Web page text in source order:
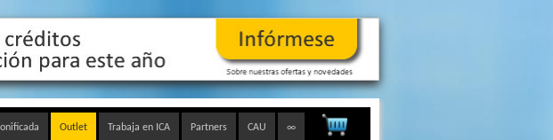
Outlet Trabaja en ICA Partners CAU ∞